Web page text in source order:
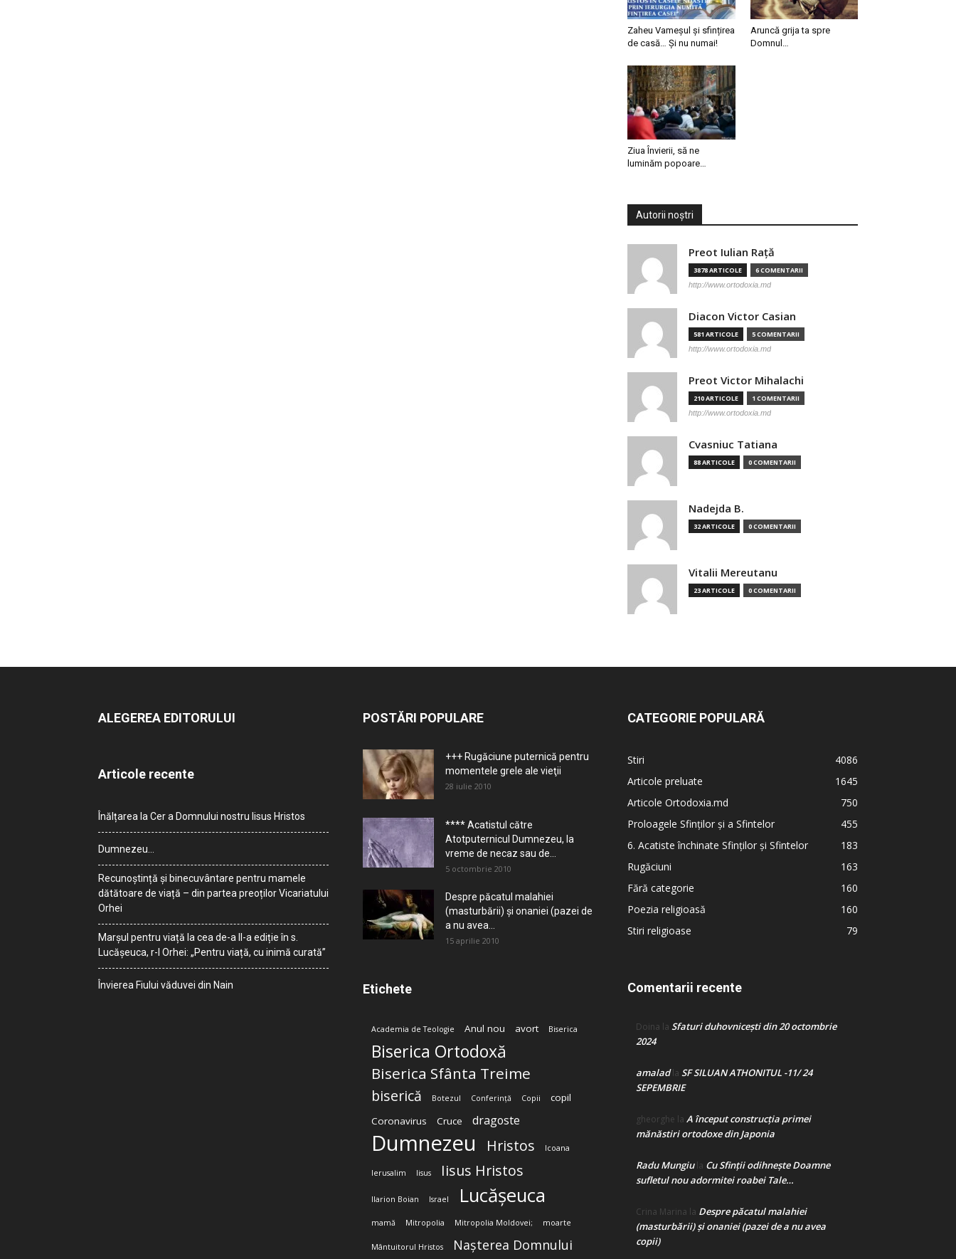
Zaheu Vameșul și sfințirea
de casă… Și nu numai!
Aruncă grija ta spre
Domnul…
Ziua Învierii, să ne
luminăm popoare…
Autorii noștri
Preot Iulian Raţă
3878 ARTICOLE 6 COMENTARII
http://www.ortodoxia.md
Diacon Victor Casian
581 ARTICOLE 5 COMENTARII
http://www.ortodoxia.md
Preot Victor Mihalachi
210 ARTICOLE 1 COMENTARII
http://www.ortodoxia.md
Cvasniuc Tatiana
88 ARTICOLE 0 COMENTARII
Nadejda B.
32 ARTICOLE 0 COMENTARII
Vitalii Mereutanu
23 ARTICOLE 0 COMENTARII
ALEGEREA EDITORULUI
Articole recente
Înălțarea la Cer a Domnului nostru Iisus Hristos
Dumnezeu…
Recunoștință și binecuvântare pentru mamele
dătătoare de viață – din partea preoților Vicariatului
Orhei
Marșul pentru viață la cea de-a II-a ediție în s.
Lucășeuca, r-l Orhei: „Pentru viață, cu inimă curată”
Învierea Fiului văduvei din Nain
POSTĂRI POPULARE
+++ Rugăciune puternică pentru
momentele grele ale vieţii
28 iulie 2010
**** Acatistul către
Atotputernicul Dumnezeu, la
vreme de necaz sau de...
5 octombrie 2010
Despre păcatul malahiei
(masturbării) şi onaniei (pazei de
a nu avea...
15 aprilie 2010
Etichete
Academia de Teologie Anul nou avort Biserica
Biserica Ortodoxă
Biserica Sfânta Treime
biserică Botezul Conferință Copii
copil
Coronavirus
Cruce dragoste
Dumnezeu Hristos Icoana
Ierusalim Iisus Iisus Hristos
Ilarion Boian Israel Lucășeuca
mamă Mitropolia Mitropolia Moldovei; moarte
Mântuitorul Hristos Nașterea Domnului
CATEGORIE POPULARĂ
Stiri
4086
Articole preluate
1645
Articole Ortodoxia.md
750
Proloagele Sfinților și a Sfintelor
455
6. Acatiste închinate Sfinților și Sfintelor
183
Rugăciuni
163
Fără categorie
160
Poezia religioasă
160
Stiri religioase
79
Comentarii recente
Doina la Sfaturi duhovnicești din 20 octombrie
2024
amaladla SF SILUAN ATHONITUL -11/ 24
SEPEMBRIE
gheorghe la A început construcţia primei
mănăstiri ortodoxe din Japonia
Radu Mungiula Cu Sfinții odihnește Doamne
sufletul nou adormitei roabei Tale…
Crina Marina la Despre păcatul malahiei
(masturbării) şi onaniei (pazei de a nu avea
copii)